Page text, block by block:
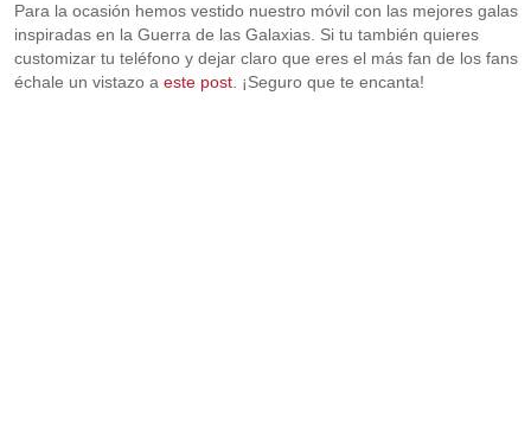
Para la ocasión hemos vestido nuestro móvil con las mejores galas
inspiradas en la Guerra de las Galaxias. Si tu también quieres
customizar tu teléfono y dejar claro que eres el más fan de los fans
échale un vistazo a este post. ¡Seguro que te encanta!